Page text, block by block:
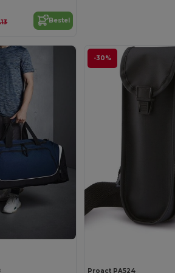
Bestel
-30%
Proact PA524